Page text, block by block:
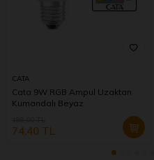
CATA
Cata 9W RGB Ampul Uzaktan
Kumandalı Beyaz
74,40 TL